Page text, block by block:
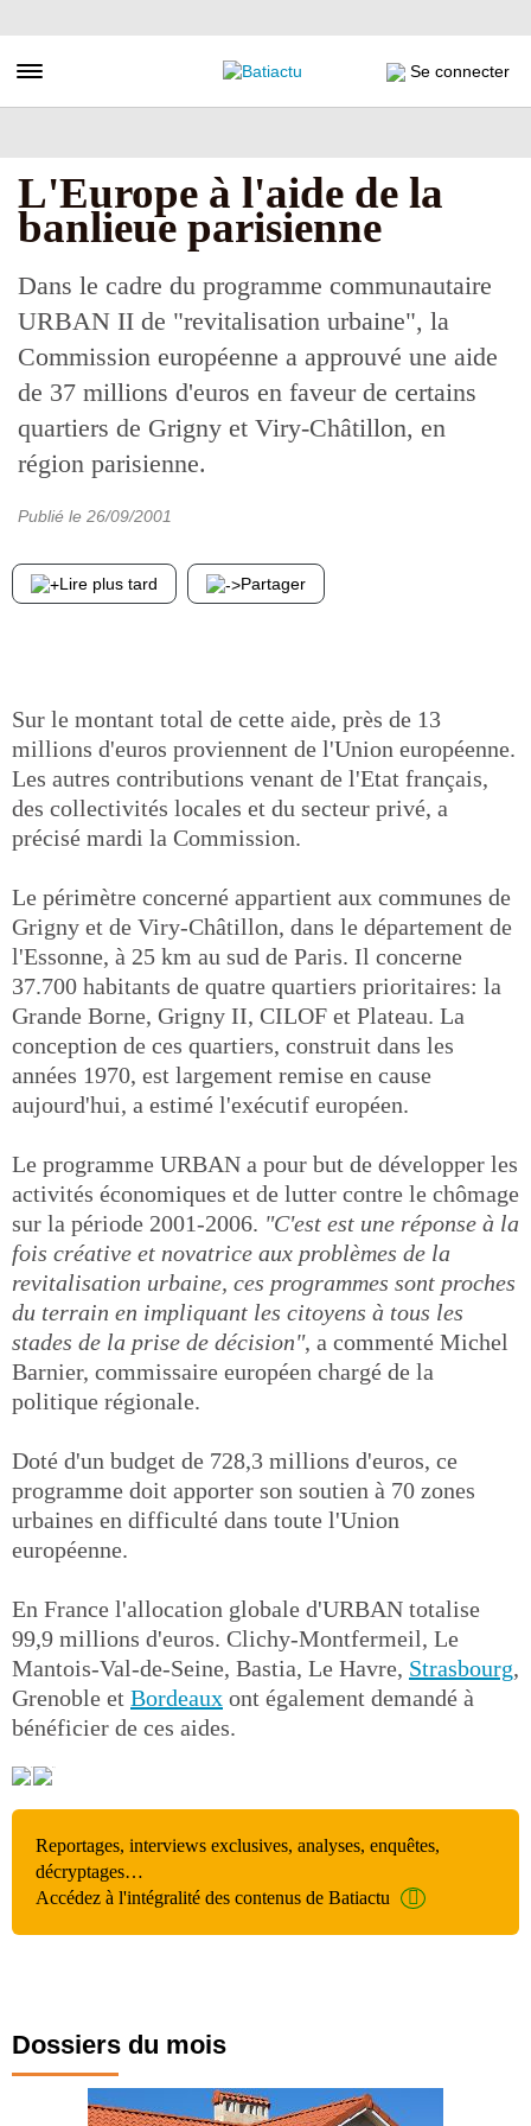
au
principal
Toggle navigation Se connecter
L'Europe à l'aide de la
banlieue parisienne
Dans le cadre du programme communautaire
URBAN II de "revitalisation urbaine", la
Commission européenne a approuvé une aide
de 37 millions d'euros en faveur de certains
quartiers de Grigny et Viry-Châtillon, en
région parisienne.
Publié le 26/09/2001
Lire plus tard Partager
Sur le montant total de cette aide, près de 13
millions d'euros proviennent de l'Union européenne.
Les autres contributions venant de l'Etat français,
des collectivités locales et du secteur privé, a
précisé mardi la Commission.
Le périmètre concerné appartient aux communes de
Grigny et de Viry-Châtillon, dans le département de
l'Essonne, à 25 km au sud de Paris. Il concerne
37.700 habitants de quatre quartiers prioritaires: la
Grande Borne, Grigny II, CILOF et Plateau. La
conception de ces quartiers, construit dans les
années 1970, est largement remise en cause
aujourd'hui, a estimé l'exécutif européen.
Le programme URBAN a pour but de développer les
activités économiques et de lutter contre le chômage
sur la période 2001-2006. "C'est est une réponse à la
fois créative et novatrice aux problèmes de la
revitalisation urbaine, ces programmes sont proches
du terrain en impliquant les citoyens à tous les
stades de la prise de décision", a commenté Michel
Barnier, commissaire européen chargé de la
politique régionale.
Doté d'un budget de 728,3 millions d'euros, ce
programme doit apporter son soutien à 70 zones
urbaines en difficulté dans toute l'Union
européenne.
En France l'allocation globale d'URBAN totalise
99,9 millions d'euros. Clichy-Montfermeil, Le
Mantois-Val-de-Seine, Bastia, Le Havre, Strasbourg,
Grenoble et Bordeaux ont également demandé à
bénéficier de ces aides.
Reportages, interviews exclusives, analyses, enquêtes,
décryptages…
Accédez à l'intégralité des contenus de Batiactu
Dossiers du mois